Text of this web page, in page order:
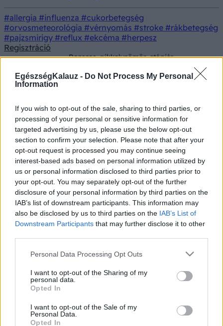
EgészségKalauz - Do Not Process My Personal
Information
If you wish to opt-out of the sale, sharing to third parties, or
processing of your personal or sensitive information for
targeted advertising by us, please use the below opt-out
section to confirm your selection. Please note that after your
opt-out request is processed you may continue seeing
interest-based ads based on personal information utilized by
us or personal information disclosed to third parties prior to
your opt-out. You may separately opt-out of the further
disclosure of your personal information by third parties on the
IAB’s list of downstream participants. This information may
also be disclosed by us to third parties on the IAB’s List of
Downstream Participants that may further disclose it to other
Please note that this website/app uses one or more Google
not limited to your visit or usage behaviour. You may click to
grant or deny consent to Google and its third-party tags to
use your data for below specified purposes in below Google
consent section.
Personal Data Processing Opt Outs
I want to opt-out of the Sharing of my
personal data.
Opted In
I want to opt-out of the Sale of my
Personal Data.
Opted In
#allergia #influenza #cukorbetegség
#orvosmeteorológia #vérnyomás #stroke #rákbetegség
#pajzsmirigy #reflux #ekcéma #herpesz
Regisztráció
Rozacea, pikkelysömör, atópiás
dermatitisz: ezt tanácsolja a bőrgyógyász
télre
dermatitisz: ezt tanácsolja a
bőrgyógyász télre